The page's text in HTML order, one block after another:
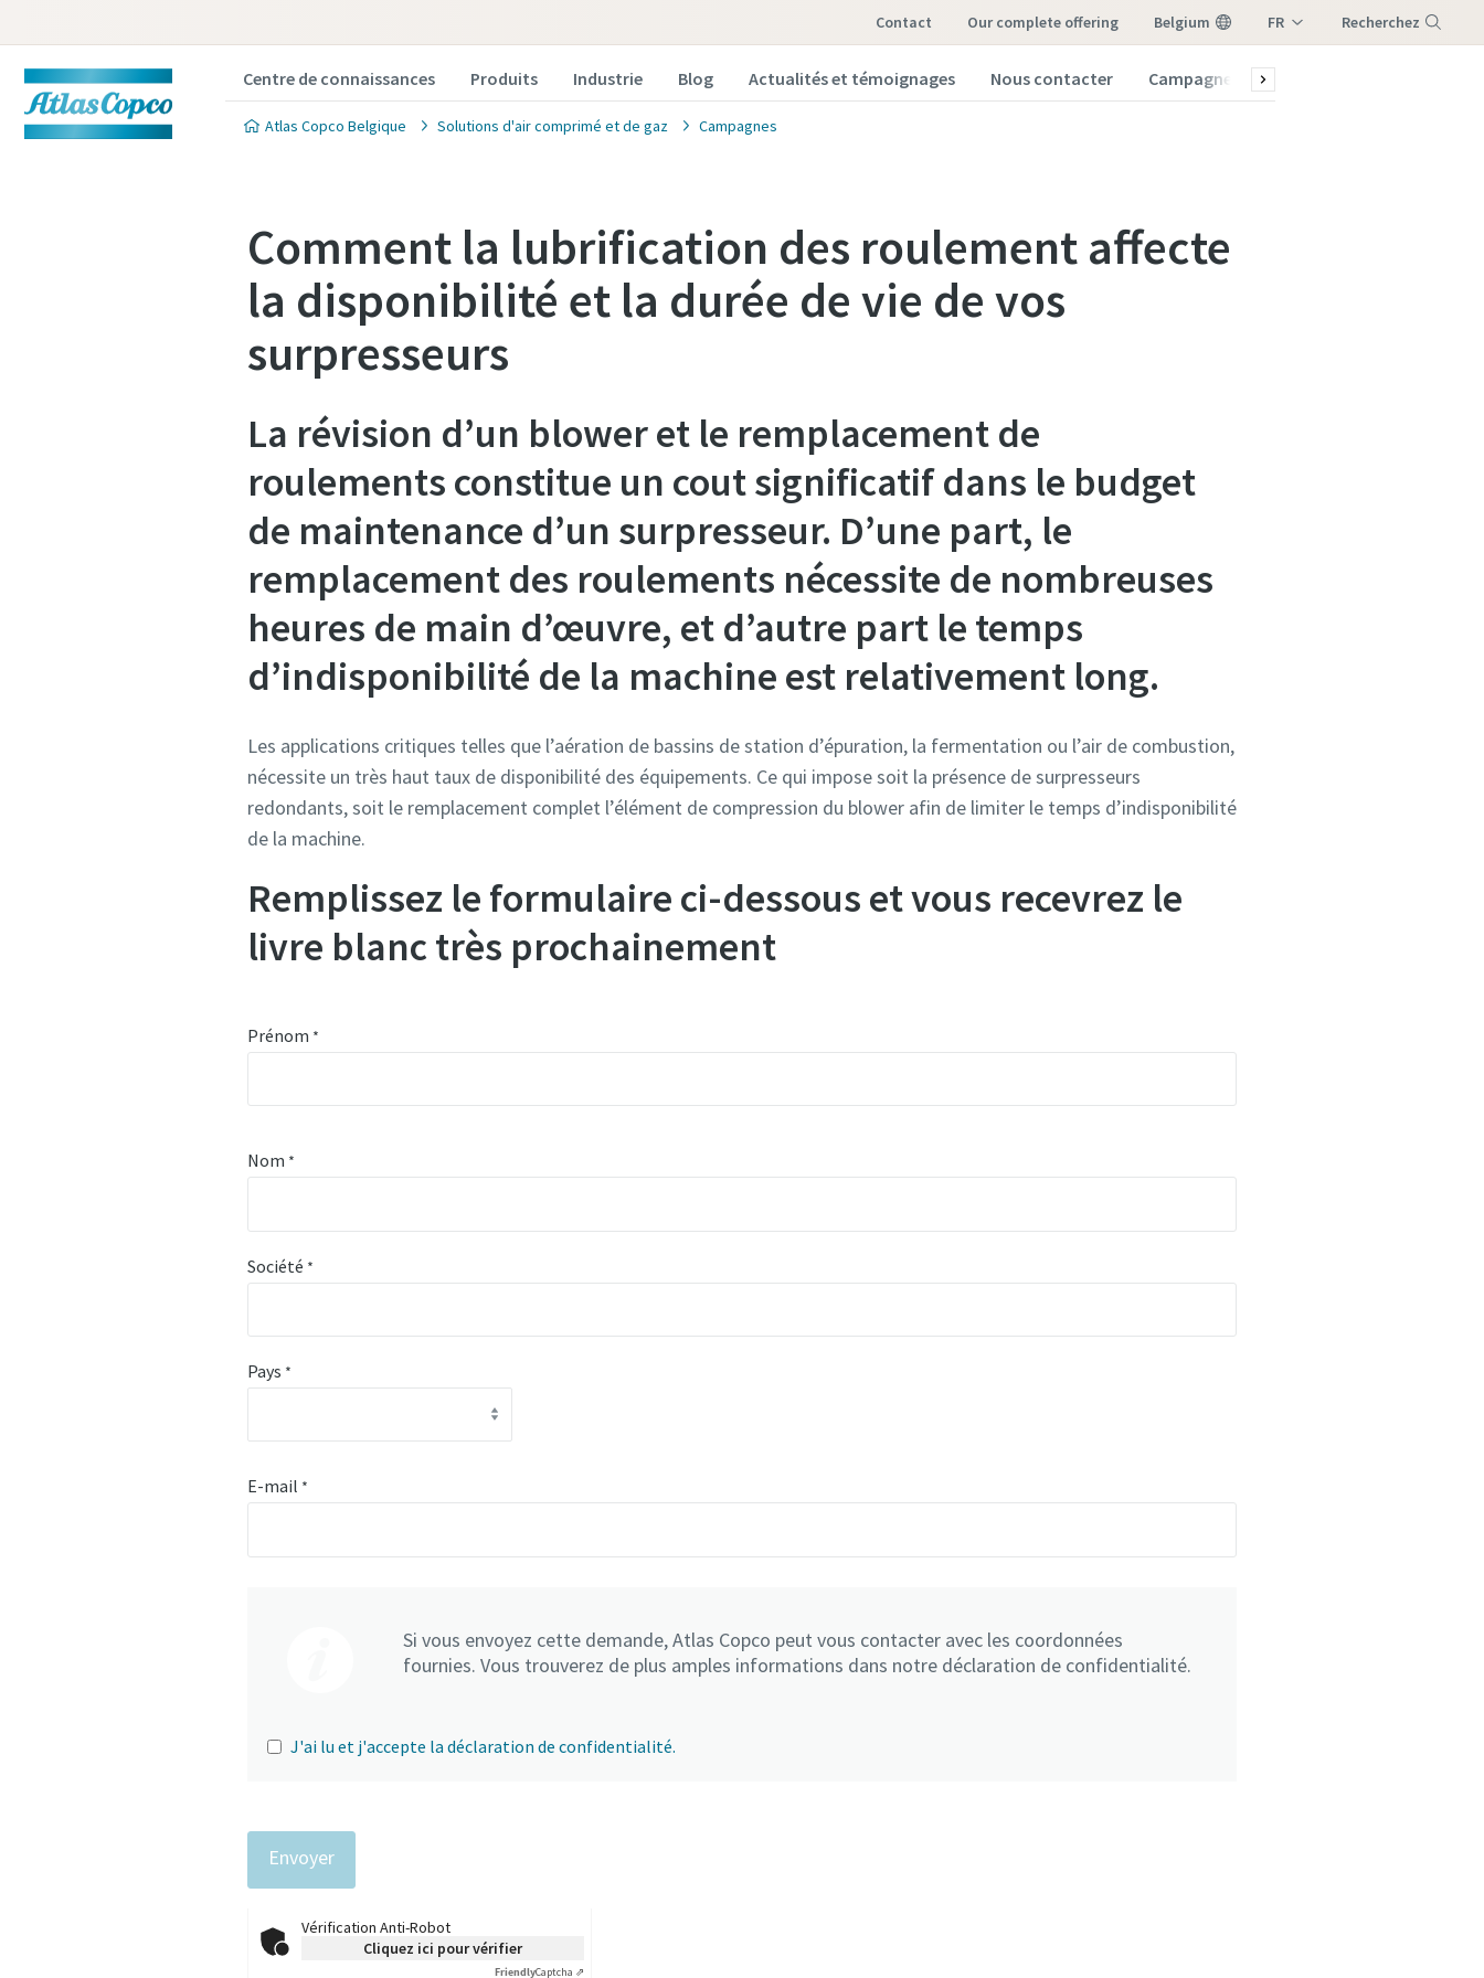
Contact our complete offering Belgium FR Recherchez
Centre de connaissances Produits Industrie Blog Actualités et témoignages Nous contacter Campagnes
Atlas Copco Belgique Solutions d'air comprimé et de gaz Campagnes
Comment la lubrification des roulement affecte
la disponibilité et la durée de vie de vos
surpresseurs
La révision d’un blower et le remplacement de
roulements constitue un cout significatif dans le budget
de maintenance d’un surpresseur. D’une part, le
remplacement des roulements nécessite de nombreuses
heures de main d’œuvre, et d’autre part le temps
d’indisponibilité de la machine est relativement long. ​
Les applications critiques telles que l’aération de bassins de station d’épuration, la fermentation ou l’air de combustion,
nécessite un très haut taux de disponibilité des équipements. Ce qui impose soit la présence de surpresseurs
redondants, soit le remplacement complet l’élément de compression du blower afin de limiter le temps d’indisponibilité
de la machine.
Remplissez le formulaire ci-dessous et vous recevrez le
livre blanc très prochainement
Prénom *
Nom *
Société *
Pays *
E-mail *
Si vous envoyez cette demande, Atlas Copco peut vous contacter avec les coordonnées
fournies. Vous trouverez de plus amples informations dans notre déclaration de confidentialité.
J'ai lu et j'accepte la déclaration de confidentialité.
Vérification Anti-Robot
Cliquez ici pour vérifier
FriendlyCaptcha ⇗